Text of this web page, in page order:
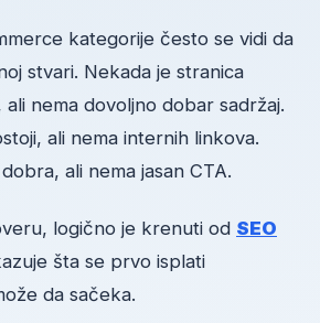
kategorije često se vidi da
stvari. Nekada je stranica
nema dovoljno dobar sadržaj.
ali nema internih linkova.
ali nema jasan CTA.
logično je krenuti od SEO
šta se prvo isplati
da sačeka.